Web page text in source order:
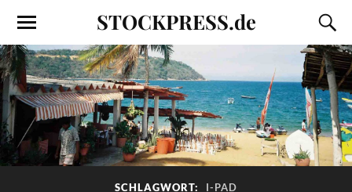
STOCKPRESS.de
SCHLAGWORT: I-PAD